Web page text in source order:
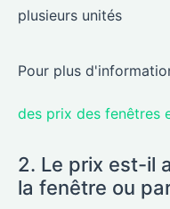
plusieurs unités
Pour plus
des prix des fenêtres
2. Le prix est-il
la fenêtre ou